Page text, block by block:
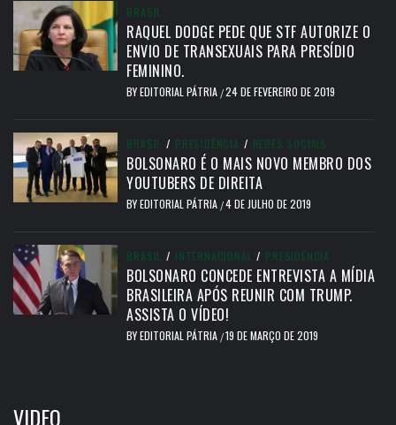
BRASIL
RAQUEL DODGE PEDE QUE STF AUTORIZE O
ENVIO DE TRANSEXUAIS PARA PRESÍDIO
FEMININO.
BYEDITORIAL PÁTRIA /24 DE FEVEREIRO DE 2019
BRASIL / PRESIDÊNCIA / REDES SOCIAIS
BOLSONARO É O MAIS NOVO MEMBRO DOS
YOUTUBERS DE DIREITA
BYEDITORIAL PÁTRIA /4 DE JULHO DE 2019
BRASIL / INTERNACIONAL / PRESIDÊNCIA
BOLSONARO CONCEDE ENTREVISTA A MÍDIA
BRASILEIRA APÓS REUNIR COM TRUMP.
ASSISTA O VÍDEO!
BYEDITORIAL PÁTRIA /19 DE MARÇO DE 2019
VIDEO